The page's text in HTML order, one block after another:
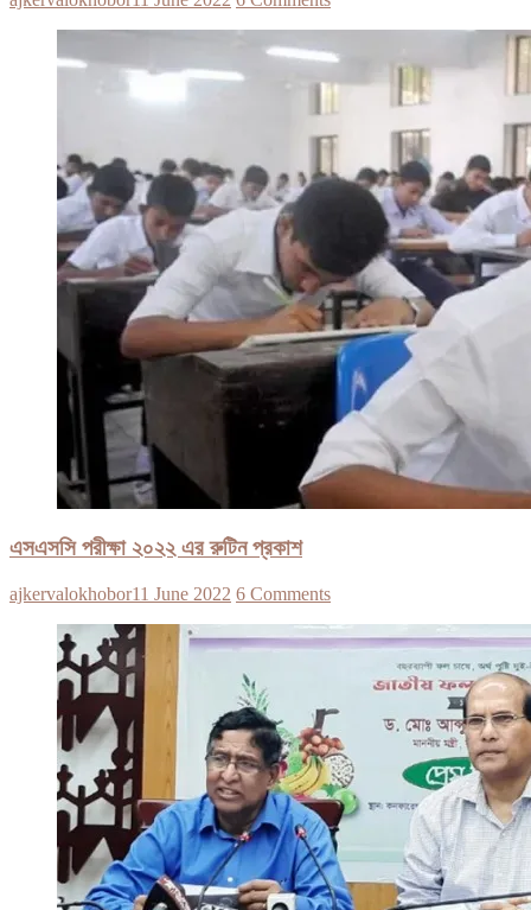
এসএসসি পরীক্ষা ২০২২ এর রুটিন প্রকাশ
ajkervalokhobor11 June 2022 6 Comments